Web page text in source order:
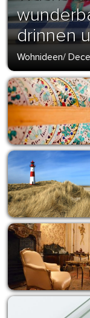
drinnen
Wohnideen/